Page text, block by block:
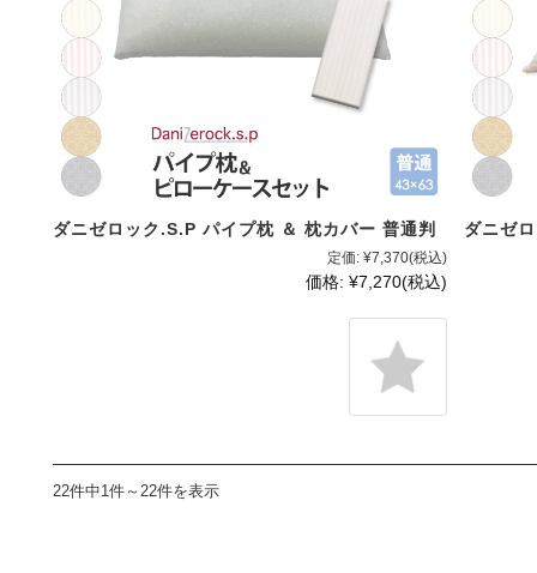
ダニゼロック.S.P パイプ枕 ＆ 枕カバー 普通判
定価: ¥7,370(税込)
価格: ¥7,270(税込)
ダニゼ
22件中1件～22件を表示